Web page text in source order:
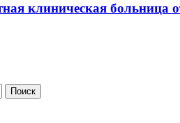
клиническая больница